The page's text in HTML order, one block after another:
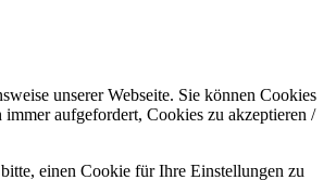
unserer Webseite. Sie können Cookies
aufgefordert, Cookies zu akzeptieren /
einen Cookie für Ihre Einstellungen zu